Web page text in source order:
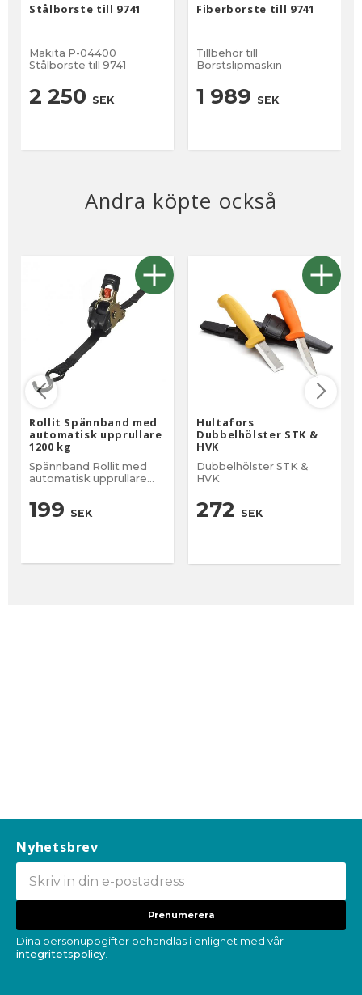
Stålborste till 9741
Makita P-04400
Stålborste till 9741
2 250 SEK
Fiberborste till 9741
Tillbehör till
Borstslipmaskin
1 989 SEK
Andra köpte också
Rollit Spännband med
automatisk upprullare
1200 kg
Spännband Rollit med
automatisk upprullare
199 SEK
Hultafors
Dubbelhölster STK &
HVK
Dubbelhölster STK &
HVK
272 SEK
Nyhetsbrev
Prenumerera
Dina personuppgifter behandlas i enlighet med vår
integritetspolicy.